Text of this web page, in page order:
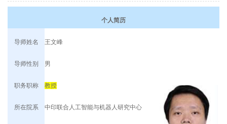
个人简历
导师姓名 王文峰
导师性别 男
职务职称 教授
所在院系 中印联合人工智能与机器人研究中心